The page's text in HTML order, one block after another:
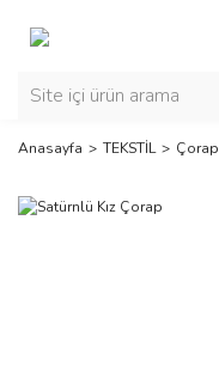
Anasayfa TEKSTİL Çorap